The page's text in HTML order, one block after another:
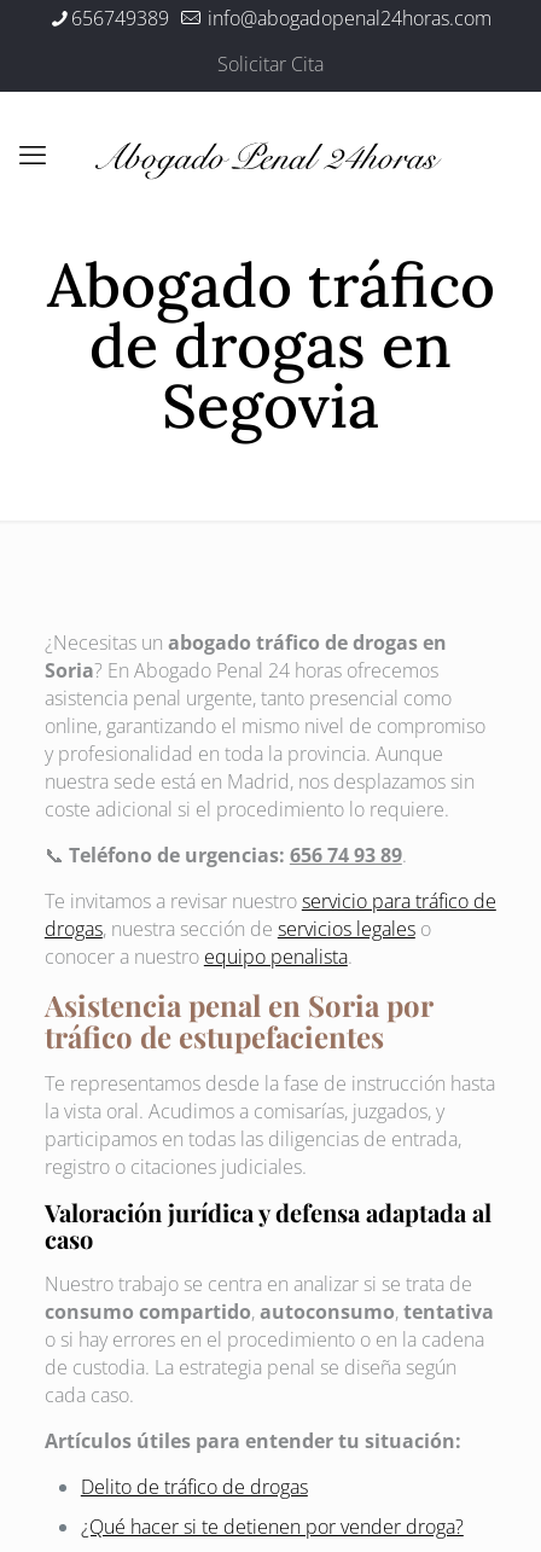
656749389
info@abogadopenal24horas.com
Solicitar Cita
Abogado tráfico
de drogas en
Segovia
¿Necesitas un abogado tráfico de drogas en
Soria? En Abogado Penal 24 horas ofrecemos
asistencia penal urgente, tanto presencial como
online, garantizando el mismo nivel de compromiso
y profesionalidad en toda la provincia. Aunque
nuestra sede está en Madrid, nos desplazamos sin
coste adicional si el procedimiento lo requiere.
📞 Teléfono de urgencias: 656 74 93 89.
Te invitamos a revisar nuestroservicio para tráfico de
drogas, nuestra sección de servicios legaleso
conocer a nuestro equipo penalista.
Asistencia penal en Soria por
tráfico de estupefacientes
Te representamos desde la fase de instrucción hasta
la vista oral. Acudimos a comisarías, juzgados, y
participamos en todas las diligencias de entrada,
registro o citaciones judiciales.
Valoración jurídica y defensa adaptada al
caso
Nuestro trabajo se centra en analizar si se trata de
consumo compartido,autoconsumo,tentativa
o si hay errores en el procedimiento o en la cadena
de custodia. La estrategia penal se diseña según
cada caso.
Artículos útiles para entender tu situación:
Delito de tráfico de drogas
¿Qué hacer si te detienen por vender droga?